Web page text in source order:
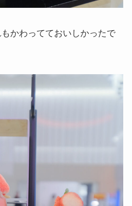
かわってておいしかったで